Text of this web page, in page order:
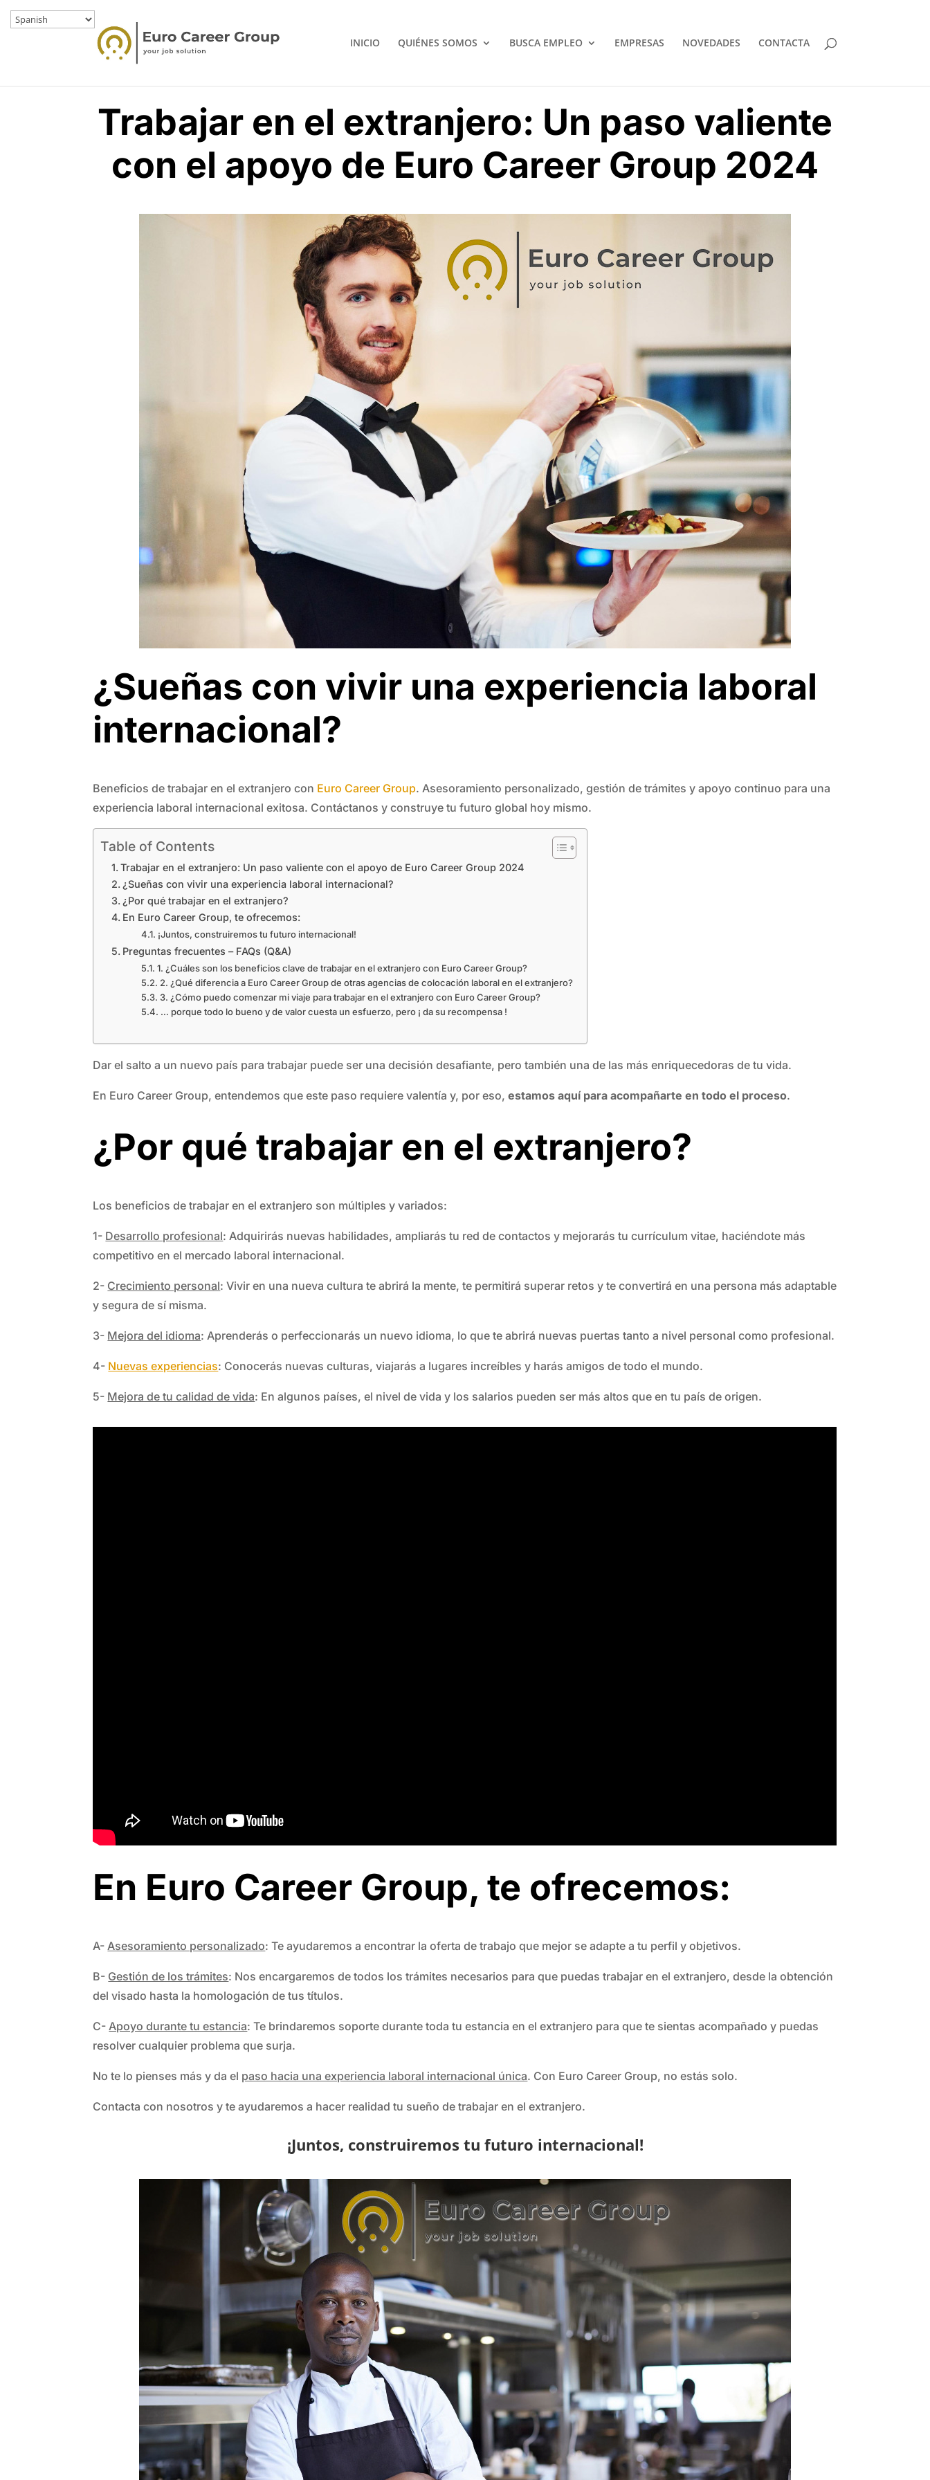
INICIO QUIÉNES SOMOS BUSCA EMPLEO EMPRESAS NOVEDADES CONTACTA
Trabajar en el extranjero: Un paso valiente
con el apoyo de Euro Career Group 2024
¿Sueñas con vivir una experiencia laboral
internacional?
Beneficios de trabajar en el extranjero con Euro Career Group. Asesoramiento personalizado, gestión de trámites y apoyo continuo para una
experiencia laboral internacional exitosa. Contáctanos y construye tu futuro global hoy mismo.
Table of Contents
Trabajar en el extranjero: Un paso valiente con el apoyo de Euro Career Group 2024
¿Sueñas con vivir una experiencia laboral internacional?
¿Por qué trabajar en el extranjero?
En Euro Career Group, te ofrecemos:
¡Juntos, construiremos tu futuro internacional!
Preguntas frecuentes – FAQs (Q&A)
1. ¿Cuáles son los beneficios clave de trabajar en el extranjero con Euro Career Group?
2. ¿Qué diferencia a Euro Career Group de otras agencias de colocación laboral en el extranjero?
3. ¿Cómo puedo comenzar mi viaje para trabajar en el extranjero con Euro Career Group?
… porque todo lo bueno y de valor cuesta un esfuerzo, pero ¡ da su recompensa !
Dar el salto a un nuevo país para trabajar puede ser una decisión desafiante, pero también una de las más enriquecedoras de tu vida.
En Euro Career Group, entendemos que este paso requiere valentía y, por eso,estamos aquí para acompañarte en todo el proceso.
¿Por qué trabajar en el extranjero?
Los beneficios de trabajar en el extranjero son múltiples y variados:
1- Desarrollo profesional: Adquirirás nuevas habilidades, ampliarás tu red de contactos y mejorarás tu currículum vitae, haciéndote más
competitivo en el mercado laboral internacional.
2- Crecimiento personal: Vivir en una nueva cultura te abrirá la mente, te permitirá superar retos y te convertirá en una persona más adaptable
y segura de sí misma.
3- Mejora del idioma: Aprenderás o perfeccionarás un nuevo idioma, lo que te abrirá nuevas puertas tanto a nivel personal como profesional.
4- Nuevas experiencias: Conocerás nuevas culturas, viajarás a lugares increíbles y harás amigos de todo el mundo.
5- Mejora de tu calidad de vida: En algunos países, el nivel de vida y los salarios pueden ser más altos que en tu país de origen.
En Euro Career Group, te ofrecemos:
A-Asesoramiento personalizado: Te ayudaremos a encontrar la oferta de trabajo que mejor se adapte a tu perfil y objetivos.
B- Gestión de los trámites: Nos encargaremos de todos los trámites necesarios para que puedas trabajar en el extranjero, desde la obtención
del visado hasta la homologación de tus títulos.
C-Apoyo durante tu estancia: Te brindaremos soporte durante toda tu estancia en el extranjero para que te sientas acompañado y puedas
resolver cualquier problema que surja.
No te lo pienses más y da el paso hacia una experiencia laboral internacional única. Con Euro Career Group, no estás solo.
Contacta con nosotros y te ayudaremos a hacer realidad tu sueño de trabajar en el extranjero.
¡Juntos, construiremos tu futuro internacional!